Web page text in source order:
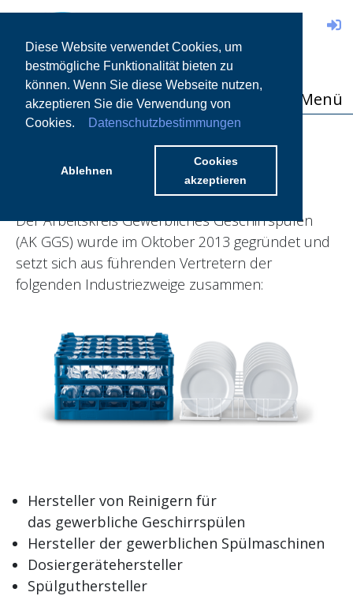
Diese Website verwendet Cookies, um
bestmögliche Funktionalität bieten zu
können. Wenn Sie diese Webseite nutzen,
akzeptieren Sie die Verwendung von
Cookies.
Datenschutzbestimmungen
Ablehnen
Cookies
akzeptieren
Menü
VORSTELLUNG DES
ARBEITSKREISES
Der Arbeitskreis Gewerbliches Geschirrspülen
(AK GGS) wurde im Oktober 2013 gegründet und
setzt sich aus führenden Vertretern der
folgenden Industriezweige zusammen:
Hersteller von Reinigern für
das gewerbliche Geschirrspülen
Hersteller der gewerblichen Spülmaschinen
Dosiergerätehersteller
Spülguthersteller